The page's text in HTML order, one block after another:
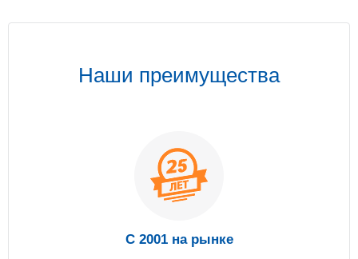
Наши преимущества
С 2001 на рынке